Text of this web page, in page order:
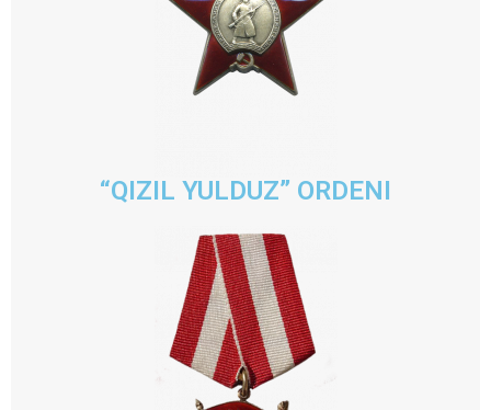
“QIZIL YULDUZ” ORDENI